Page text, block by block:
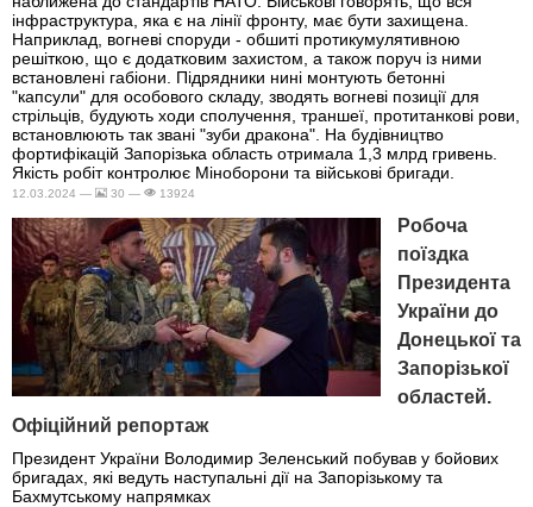
інфраструктура, яка є на лінії фронту, має бути захищена.
Наприклад, вогневі споруди - обшиті протикумулятивною
решіткою, що є додатковим захистом, а також поруч із ними
встановлені габіони. Підрядники нині монтують бетонні
"капсули" для особового складу, зводять вогневі позиції для
стрільців, будують ходи сполучення, траншеї, протитанкові рови,
встановлюють так звані "зуби дракона". На будівництво
фортифікацій Запорізька область отримала 1,3 млрд гривень.
Якість робіт контролює Міноборони та військові бригади.
12.03.2024 — 30 — 13924
Робоча
поїздка
Президента
України до
Донецької та
Запорізької
областей.
Офіційний репортаж
Президент України Володимир Зеленський побував у бойових
бригадах, які ведуть наступальні дії на Запорізькому та
Бахмутському напрямках